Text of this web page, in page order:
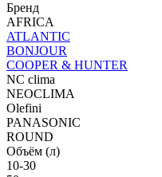
Бренд
AFRICA
ATLANTIC
BONJOUR
COOPER & HUNTER
NC clima
NEOCLIMA
Olefini
PANASONIC
ROUND
Объём (л)
10-30